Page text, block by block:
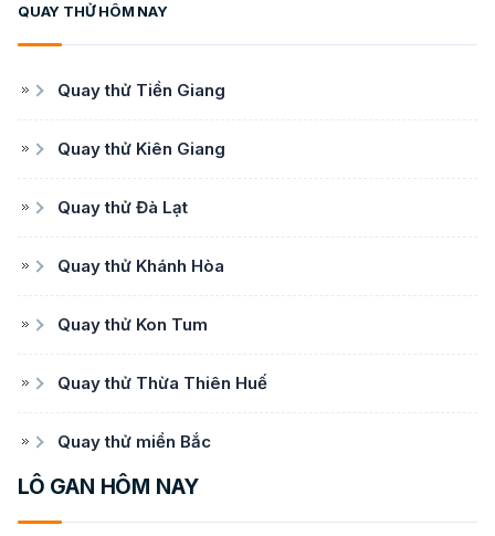
QUAY THỬ HÔM NAY
Quay thử Tiền Giang
Quay thử Kiên Giang
Quay thử Đà Lạt
Quay thử Khánh Hòa
Quay thử Kon Tum
Quay thử Thừa Thiên Huế
Quay thử miền Bắc
LÔ GAN HÔM NAY